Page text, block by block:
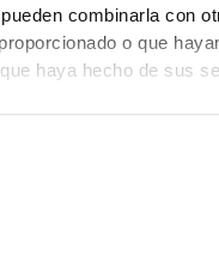
combinarla con
o que
haya hecho de sus
DE